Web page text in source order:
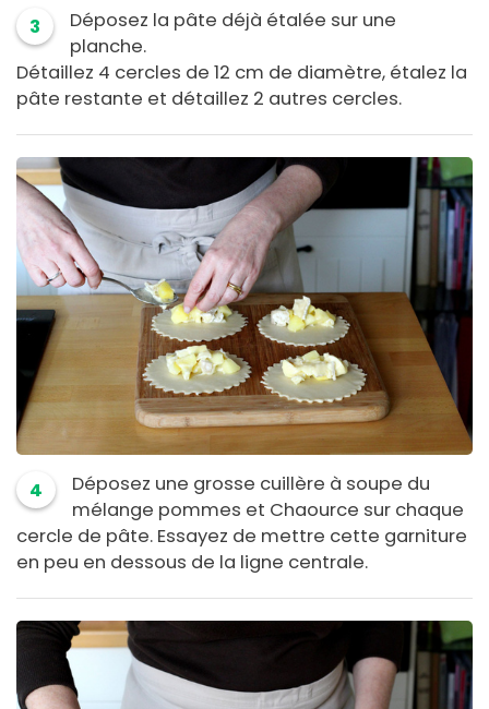
3
Déposez la pâte déjà étalée sur une
planche.
Détaillez 4 cercles de 12 cm de diamètre, étalez la
pâte restante et détaillez 2 autres cercles.
4
Déposez une grosse cuillère à soupe du
mélange pommes et Chaource sur chaque
cercle de pâte. Essayez de mettre cette garniture
en peu en dessous de la ligne centrale.